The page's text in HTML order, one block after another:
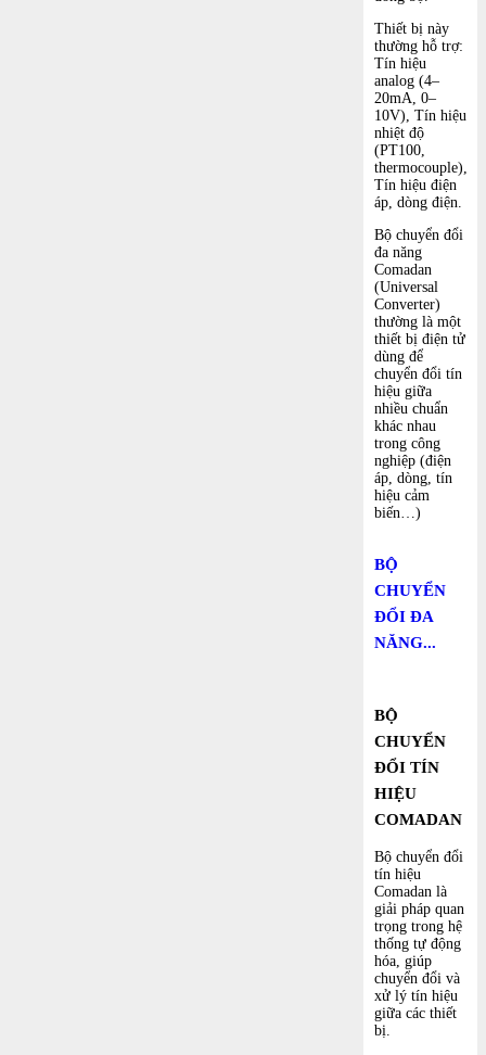
Thiết bị này
thường hỗ trợ:
Tín hiệu
analog (4–
20mA, 0–
10V), Tín hiệu
nhiệt độ
(PT100,
thermocouple),
Tín hiệu điện
áp, dòng điện.
Bộ chuyển đổi
đa năng
Comadan
(Universal
Converter)
thường là một
thiết bị điện tử
dùng để
chuyển đổi tín
hiệu giữa
nhiều chuẩn
khác nhau
trong công
nghiệp (điện
áp, dòng, tín
hiệu cảm
biến…)
BỘ
CHUYỂN
ĐỔI ĐA
NĂNG...
BỘ
CHUYỂN
ĐỔI TÍN
HIỆU
COMADAN
Bộ chuyển đổi
tín hiệu
Comadan là
giải pháp quan
trọng trong hệ
thống tự động
hóa, giúp
chuyển đổi và
xử lý tín hiệu
giữa các thiết
bị.